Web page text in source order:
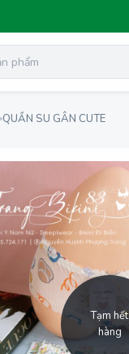
QUẦN SU GÂN CUTE
Tạm hết
hàng